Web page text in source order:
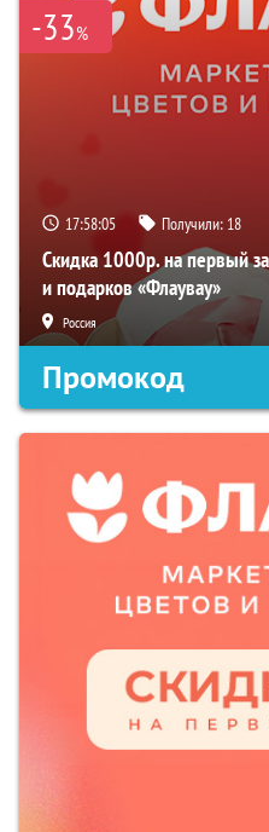
-33%
17:58:05 Получили: 18
Скидка 1000р. на первый
и подарков «Флаувау»
Россия
Промокод